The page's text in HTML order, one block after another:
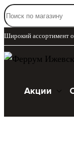
Широкий ассортимент
Акции